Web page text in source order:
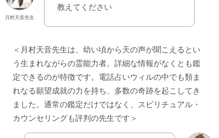
月村天音先生
教えてください
＜月村天音先生は、幼い頃から天の声が聞こえるとい
う生まれながらの霊能力者。詳細な情報がなくとも鑑
定できるのが特徴です。電話占いウィルの中でも類ま
れなる願望成就の力を持ち、多数の奇跡を起こしてき
ました。通常の鑑定だけではなく、スピリチュアル・
カウンセリングも評判の先生です＞